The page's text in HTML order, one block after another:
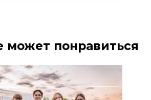
может понравиться